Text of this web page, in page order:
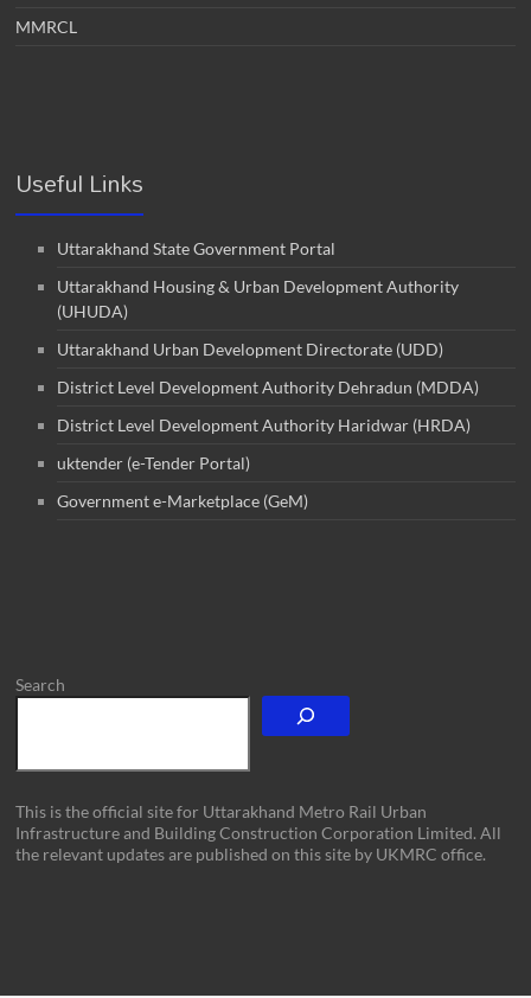
MMRCL
Useful Links
Uttarakhand State Government Portal
Uttarakhand Housing & Urban Development Authority
(UHUDA)
Uttarakhand Urban Development Directorate (UDD)
District Level Development Authority Dehradun (MDDA)
District Level Development Authority Haridwar (HRDA)
uktender (e-Tender Portal)
Government e-Marketplace (GeM)
Search
This is the official site for Uttarakhand Metro Rail Urban
Infrastructure and Building Construction Corporation Limited. All
the relevant updates are published on this site by UKMRC office.